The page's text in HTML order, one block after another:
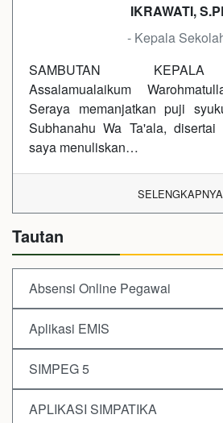
IKRAWATI,
- Kepala
SAMBUTAN KEPALA
Assalamualaikum
Seraya memanjatkan puji
Subhanahu Wa Ta'ala, disertai
saya menuliskan…
SELENGKAPNYA
Tautan
Absensi Online Pegawai
Aplikasi EMIS
SIMPEG 5
APLIKASI SIMPATIKA